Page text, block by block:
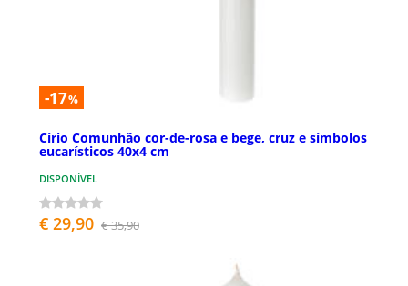
-17%
Círio Comunhão cor-de-rosa e bege, cruz e símbolos
eucarísticos 40x4 cm
DISPONÍVEL
€ 29,90 € 35,90